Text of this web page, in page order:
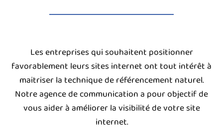
Les entreprises qui souhaitent positionner
favorablement leurs sites internet ont tout intérêt à
maitriser la technique de référencement naturel.
Notre agence de communication a pour objectif de
vous aider à améliorer la visibilité de votre site
internet.